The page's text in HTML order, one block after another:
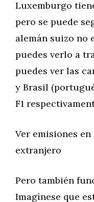
Luxemburgo
pero se puede
alemán suizo no
puedes verlo a
puedes ver las
y Brasil
F1
Ver emisiones
extranjero
Pero también
Imagínese que